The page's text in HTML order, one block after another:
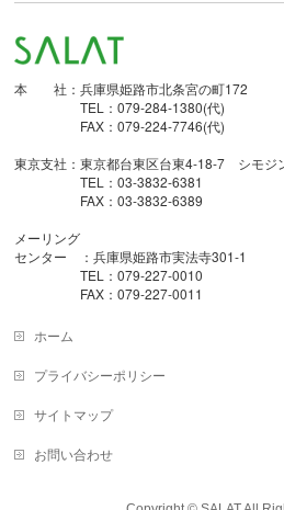
本 社：兵庫県姫路市北条宮の町172
TEL：079-284-1380(代)
FAX：079-224-7746(代)
東京支社：東京都台東区台東4-18-7 シモジ
TEL：03-3832-6381
FAX：03-3832-6389
メーリング
センター ：兵庫県姫路市実法寺301-1
TEL：079-227-0010
FAX：079-227-0011
ホーム
プライバシーポリシー
サイトマップ
お問い合わせ